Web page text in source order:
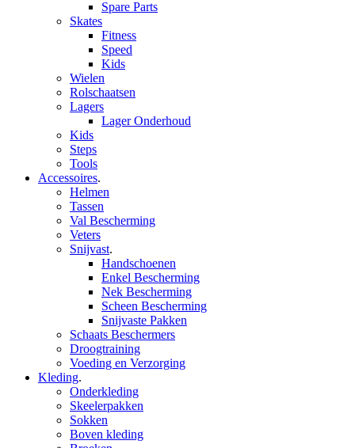
Spare Parts
Skates
Fitness
Speed
Kids
Wielen
Rolschaatsen
Lagers
Lager Onderhoud
Kids
Steps
Tools
Accessoires.
Helmen
Tassen
Val Bescherming
Veters
Snijvast.
Handschoenen
Enkel Bescherming
Nek Bescherming
Scheen Bescherming
Snijvaste Pakken
Schaats Beschermers
Droogtraining
Voeding en Verzorging
Kleding.
Onderkleding
Skeelerpakken
Sokken
Boven kleding